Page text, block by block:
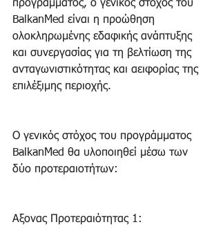
προγράμματος, ο γενικός στόχος του
BalkanMed είναι η προώθηση
ολοκληρωμένης εδαφικής ανάπτυξης
και συνεργασίας για τη βελτίωση της
ανταγωνιστικότητας και αειφορίας της
επιλέξιμης περιοχής.
Ο γενικός στόχος του προγράμματος
BalkanMed θα υλοποιηθεί μέσω των
δύο προτεραιοτήτων:
Αξονας Προτεραιότητας 1: